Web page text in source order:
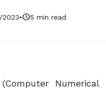
•schedule5 min read
(Computer